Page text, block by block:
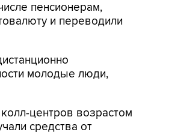
пенсионерам,
и переводили
молодые люди,
центров возрастом
средства от